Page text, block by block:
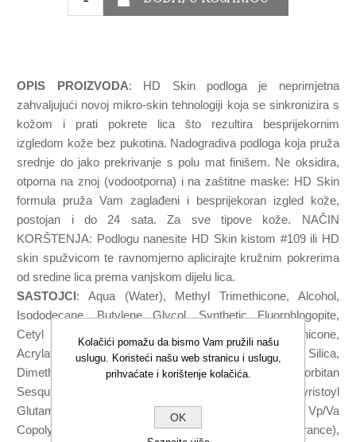
OPIS PROIZVODA: HD Skin podloga je neprimjetna
zahvaljujući novoj mikro-skin tehnologiji koja se sinkronizira s
kožom i prati pokrete lica što rezultira besprijekornim
izgledom kože bez pukotina. Nadogradiva podloga koja pruža
srednje do jako prekrivanje s polu mat finišem. Ne oksidira,
otporna na znoj (vodootporna) i na zaštitne maske: HD Skin
formula pruža Vam zaglađeni i besprijekoran izgled kože,
postojan i do 24 sata. Za sve tipove kože. NAČIN
KORŠTENJA: Podlogu nanesite HD Skin kistom #109 ili HD
skin spužvicom te ravnomjerno aplicirajte kružnim pokrerima
od sredine lica prema vanjskom dijelu lica.
SASTOJCI: Aqua (Water), Methyl Trimethicone, Alcohol,
Isododecane, Butylene Glycol, Synthetic Fluorphlogopite,
Cetyl Peg/Ppg-10/1 Dimethicone, Phenyl Trimethicone,
Acrylates/Dimethicone Copolymer, Glycerin, Silica,
Dimethicone, Disteardimonium Hectorite, Sorbitan
Sesquioleate, Dimethicone Crosspolymer, Sodium Myristoyl
Glutamate, Sodium Benzoate, Sodium Chloride, Vp/Va
Copolymer, Propylene Carbonate, Parfum (Fragrance),
Kolačići pomažu da bismo Vam pružili našu
uslugu. Koristeći našu web stranicu i uslugu,
prihvaćate i korištenje kolačića.
OK